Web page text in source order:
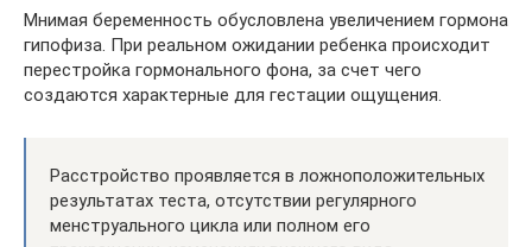
Мнимая беременность обусловлена увеличением гормона
гипофиза. При реальном ожидании ребенка происходит
перестройка гормонального фона, за счет чего
создаются характерные для гестации ощущения.
Расстройство проявляется в ложноположительных
результатах теста, отсутствии регулярного
менструального цикла или полном его